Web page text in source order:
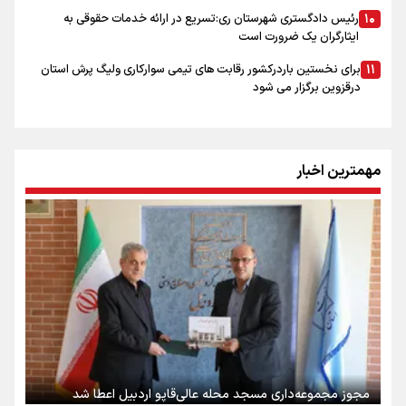
رئیس دادگستری شهرستان ری:تسریع در ارائه خدمات حقوقی به
ایثارگران یک ضرورت است
برای نخستین باردرکشور رقابت های تیمی سوارکاری ولیگ پرش استان
درقزوین برگزار می شود
برپایی موکب سالانه حرم مطهر حضرت سید علاءالدین حسین(ع) در
دهه پایانی صفر
تغییر زمانبندی شارژ کالابرگ، واریز اعتبار «کارت امید مادر» و ساماندهی
تراکنشهای فروشگاهی؛ سه خبر حوزه رفاه برای خانوارهای فارس
فعالیت ۱۲۰ نیروی درمانی هلال احمر قم در عراق
گفتگوی ویژهٔ روز خبرنگار با مدیرکل کمیته امداد خراسان شمالی /از
خیران رسانه‌ای تا ۷۰۰ واحد مسکن و ۴۰۰ میلیارد تومان کمک مردمی
بازدید معاون عمرانی استاندار از پروژه های عمرانی شهرداری قزوین
مهمترین اخبار
مجوز مجموعه‌داری مسجد محله عالی‌قاپو اردبیل اعطا شد